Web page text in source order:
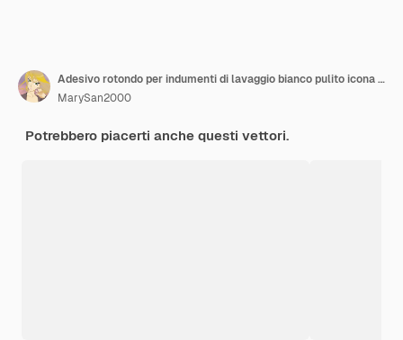
Adesivo rotondo per indumenti di lavaggio bianco pulito icona fibre di tessuto detersivo per bucato risultato ad vettore illu
MarySan2000
Potrebbero piacerti anche questi vettori.